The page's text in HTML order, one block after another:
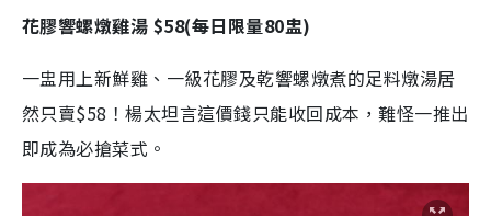
花膠響螺燉雞湯 $58(每日限量80盅)
一盅用上新鮮雞、一級花膠及乾響螺燉煮的足料燉湯居
然只賣$58！楊太坦言這價錢只能收回成本，難怪一推出
即成為必搶菜式。